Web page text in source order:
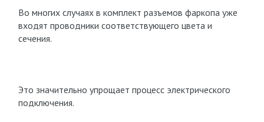
Во многих случаях в комплект разъемов фаркопа уже
входят проводники соответствующего цвета и
сечения.
Это значительно упрощает процесс электрического
подключения.